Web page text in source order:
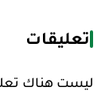
تعليقات
ليست هناك